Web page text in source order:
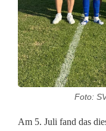
n
d
e
r
u
Foto:
Am 5. Juli fand das